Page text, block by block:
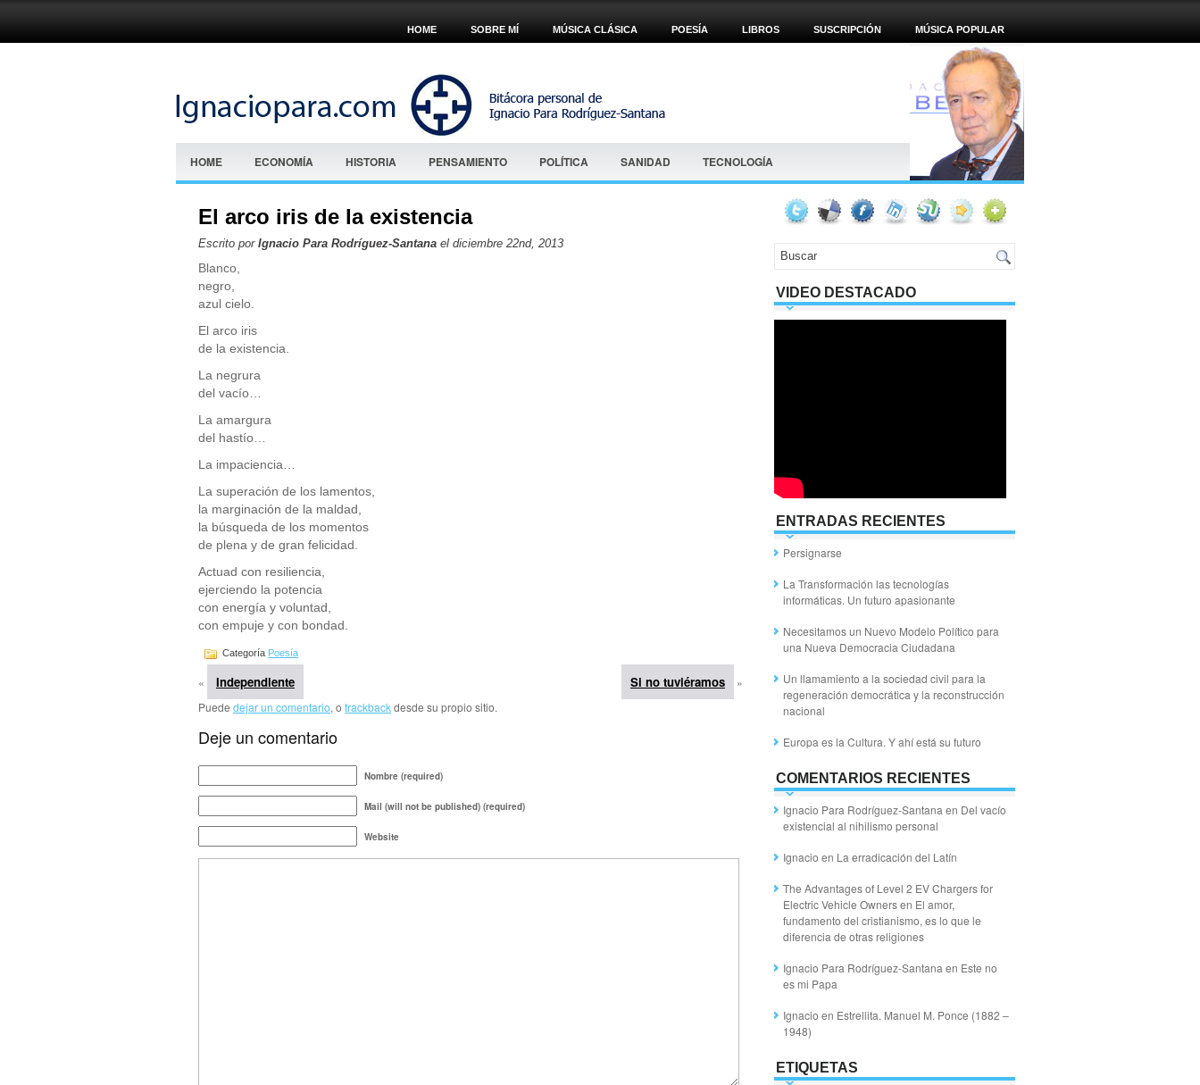
HOME SOBRE MÍ MÚSICA CLÁSICA POESÍA LIBROS SUSCRIPCIÓN MÚSICA POPULAR
HOME ECONOMÍA HISTORIA PENSAMIENTO POLÍTICA SANIDAD TECNOLOGÍA
El arco iris de la existencia
Escrito por Ignacio Para Rodríguez-Santana el diciembre 22nd, 2013
Blanco,
negro,
azul cielo.
El arco iris
de la existencia.
La negrura
del vacío…
La amargura
del hastío…
La impaciencia…
La superación de los lamentos,
la marginación de la maldad,
la búsqueda de los momentos
de plena y de gran felicidad.
Actuad con resiliencia,
ejerciendo la potencia
con energía y voluntad,
con empuje y con bondad.
Categoría Poesía
« Independiente Si no tuviéramos
»
Puede dejar un comentario, o trackbackdesde su propio sitio.
Deje un comentario
Nombre (required)
Mail (will not be published) (required)
Website
VIDEO DESTACADO
ENTRADAS RECIENTES
Persignarse
La Transformación las tecnologías
informáticas. Un futuro apasionante
Necesitamos un Nuevo Modelo Político para
una Nueva Democracia Ciudadana
Un llamamiento a la sociedad civil para la
regeneración democrática y la reconstrucción
nacional
Europa es la Cultura. Y ahí está su futuro
COMENTARIOS RECIENTES
Ignacio Para Rodríguez-Santana en Del vacío
existencial al nihilismo personal
Ignacio en La erradicación del Latín
The Advantages of Level 2 EV Chargers for
Electric Vehicle Ownersen El amor,
fundamento del cristianismo, es lo que le
diferencia de otras religiones
Ignacio Para Rodríguez-Santana en Este no
es mi Papa
Ignacio en Estrellita. Manuel M. Ponce (1882 –
1948)
ETIQUETAS